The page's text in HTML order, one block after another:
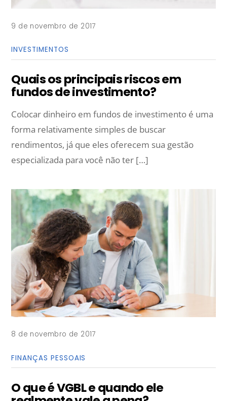
9 de novembro de 2017
INVESTIMENTOS
Quais os principais riscos em
fundos de investimento?
Colocar dinheiro em fundos de investimento é uma
forma relativamente simples de buscar
rendimentos, já que eles oferecem sua gestão
especializada para você não ter […]
8 de novembro de 2017
FINANÇAS PESSOAIS
O que é VGBL e quando ele